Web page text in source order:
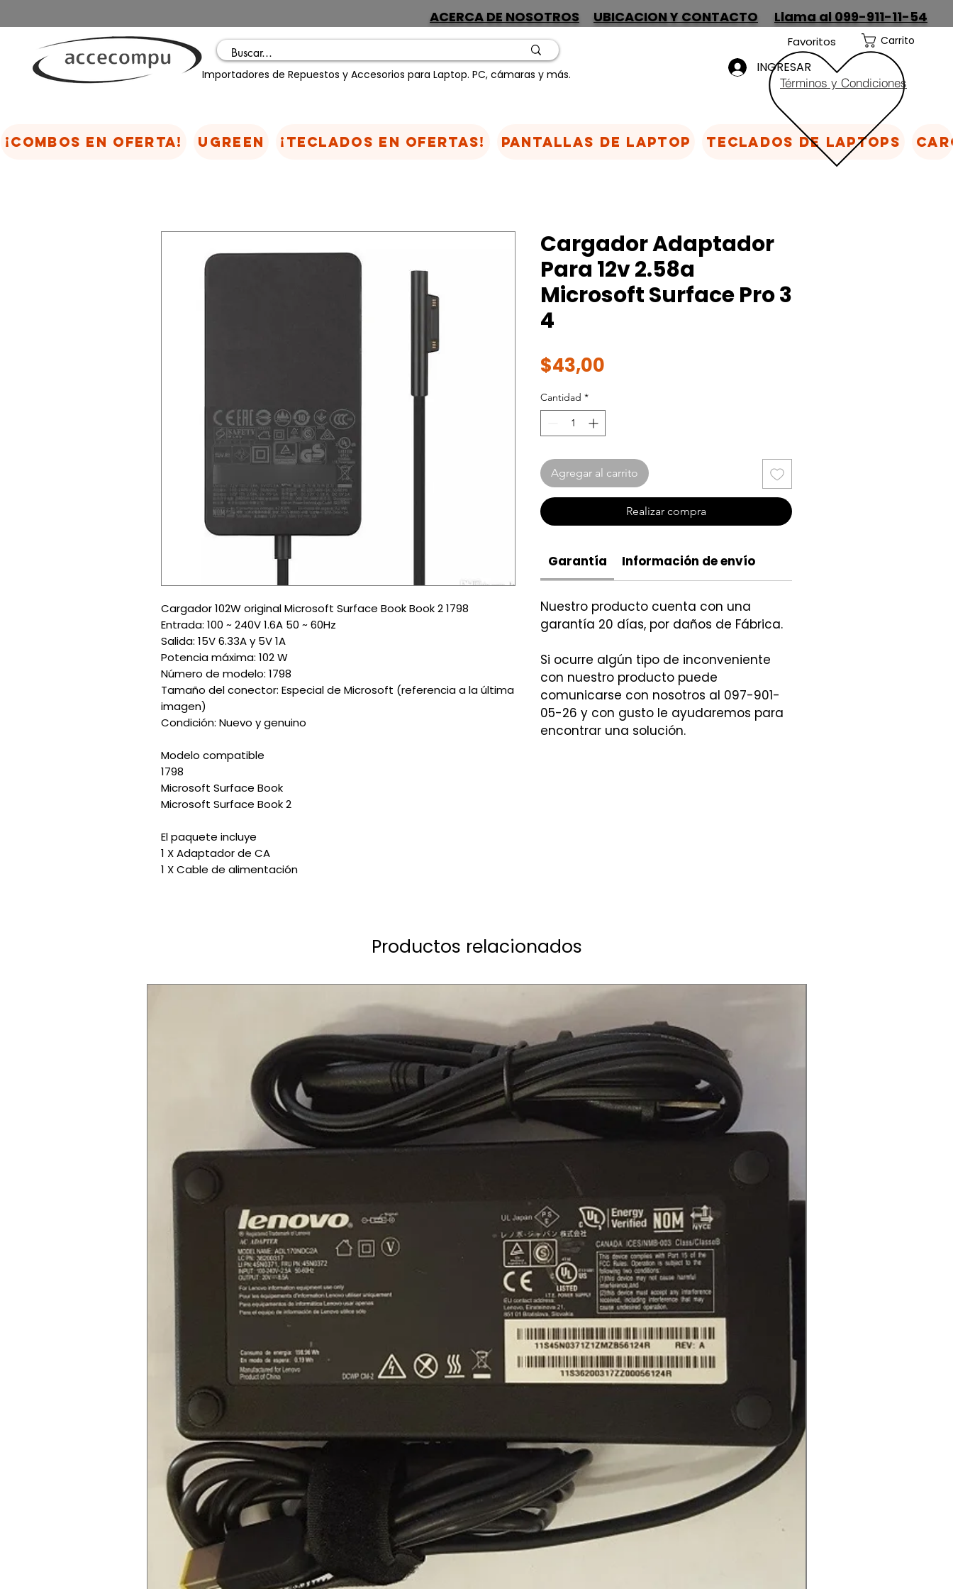
ACERCA DE NOSOTROS UBICACION Y CONTACTO Llama al 099-911-11-54
Importadores de Repuestos y Accesorios para Laptop. PC, cámaras y más.
Favoritos Carrito
Términos y Condiciones
INGRESAR
Cargador 102W original Microsoft Surface Book Book 2 1798
Entrada: 100 ~ 240V 1.6A 50 ~ 60Hz
Salida: 15V 6.33A y 5V 1A
Potencia máxima: 102 W
Número de modelo: 1798
Tamaño del conector: Especial de Microsoft (referencia a la última
imagen)
Condición: Nuevo y genuino
Modelo compatible
1798
Microsoft Surface Book
Microsoft Surface Book 2
El paquete incluye
1 X Adaptador de CA
1 X Cable de alimentación
Cargador Adaptador
Para 12v 2.58a
Microsoft Surface Pro 3
4
$43,00
Cantidad *
Agregar al carrito
Realizar compra
Garantía Información de envío
Nuestro producto cuenta con una
garantía 20 días, por daños de Fábrica.
Si ocurre algún tipo de inconveniente
con nuestro producto puede
comunicarse con nosotros al 097-901-
05-26 y con gusto le ayudaremos para
encontrar una solución.
Productos relacionados
¡COMBOS EN OFERTA! UGREEN ¡TECLADOS EN OFERTAS! Pantallas de Laptop Teclados de laptops